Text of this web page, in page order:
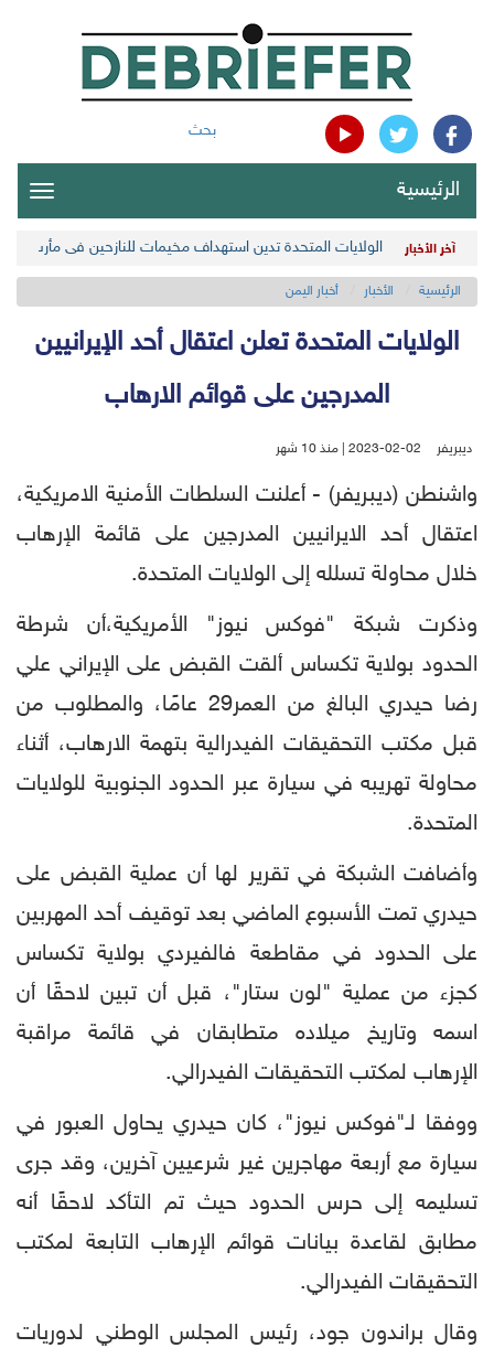
بحث
الرئيسية
آخر الأخبار الولايات المتحدة تدين استهداف مخيمات للنازحين في مأرب
الرئيسية الأخبار أخبار اليمن
الولايات المتحدة تعلن اعتقال أحد الإيرانيين
المدرجين على قوائم الارهاب
ديبريفر 2023-02-02 | منذ 10 شهر
واشنطن (ديبريفر) - أعلنت السلطات الأمنية الامريكية،
اعتقال أحد الايرانيين المدرجين على قائمة الإرهاب
خلال محاولة تسلله إلى الولايات المتحدة.
وذكرت شبكة "فوكس نيوز" الأمريكية،أن شرطة
الحدود بولاية تكساس ألقت القبض على الإيراني علي
رضا حيدري البالغ من العمر29 عامًا، والمطلوب من
قبل مكتب التحقيقات الفيدرالية بتهمة الارهاب، أثناء
محاولة تهريبه في سيارة عبر الحدود الجنوبية للولايات
المتحدة.
وأضافت الشبكة في تقرير لها أن عملية القبض على
حيدري تمت الأسبوع الماضي بعد توقيف أحد المهربين
على الحدود في مقاطعة فالفيردي بولاية تكساس
كجزء من عملية "لون ستار"، قبل أن تبين لاحقًا أن
اسمه وتاريخ ميلاده متطابقان في قائمة مراقبة
الإرهاب لمكتب التحقيقات الفيدرالي.
ووفقا لـ"فوكس نيوز"، كان حيدري يحاول العبور في
سيارة مع أربعة مهاجرين غير شرعيين آخرين، وقد جرى
تسليمه إلى حرس الحدود حيث تم التأكد لاحقًا أنه
مطابق لقاعدة بيانات قوائم الإرهاب التابعة لمكتب
التحقيقات الفيدرالي.
وقال براندون جود، رئيس المجلس الوطني لدوريات